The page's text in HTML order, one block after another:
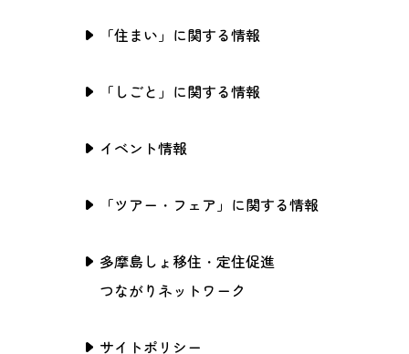
「住まい」に関する情報
「しごと」に関する情報
イベント情報
「ツアー・フェア」に関する情報
多摩島しょ移住・定住促進
つながりネットワーク
サイトポリシー